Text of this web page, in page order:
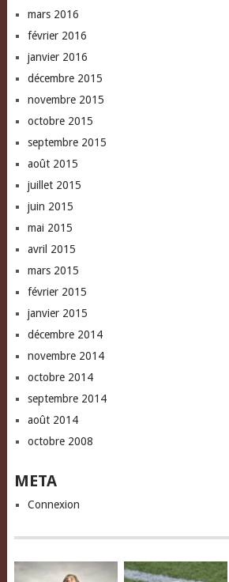
mars 2016
février 2016
janvier 2016
décembre 2015
novembre 2015
octobre 2015
septembre 2015
août 2015
juillet 2015
juin 2015
mai 2015
avril 2015
mars 2015
février 2015
janvier 2015
décembre 2014
novembre 2014
octobre 2014
septembre 2014
août 2014
octobre 2008
META
Connexion